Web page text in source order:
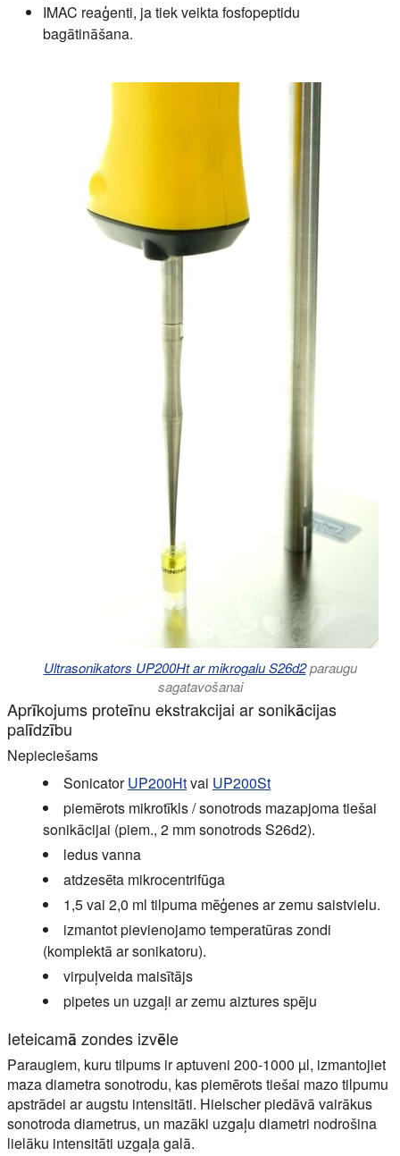
IMAC reaģenti, ja tiek veikta fosfopeptidu
bagātināšana.
Ultrasonikators UP200Ht ar mikrogalu S26d2paraugu
sagatavošanai
Aprīkojums proteīnu ekstrakcijai ar sonikācijas
palīdzību
Nepieciešams
SonicatorUP200Htvai UP200St
piemērots mikrotīkls / sonotrods mazapjoma tiešai
sonikācijai (piem., 2 mm sonotrods S26d2).
ledus vanna
atdzesēta mikrocentrifūga
1,5 vai 2,0 ml tilpuma mēģenes ar zemu saistvielu.
izmantot pievienojamo temperatūras zondi
(komplektā ar sonikatoru).
virpuļveida maisītājs
pipetes un uzgaļi ar zemu aiztures spēju
Ieteicamā zondes izvēle
Paraugiem, kuru tilpums ir aptuveni 200-1000 µl, izmantojiet
maza diametra sonotrodu, kas piemērots tiešai mazo tilpumu
apstrādei ar augstu intensitāti. Hielscher piedāvā vairākus
sonotroda diametrus, un mazāki uzgaļu diametri nodrošina
lielāku intensitāti uzgaļa galā.